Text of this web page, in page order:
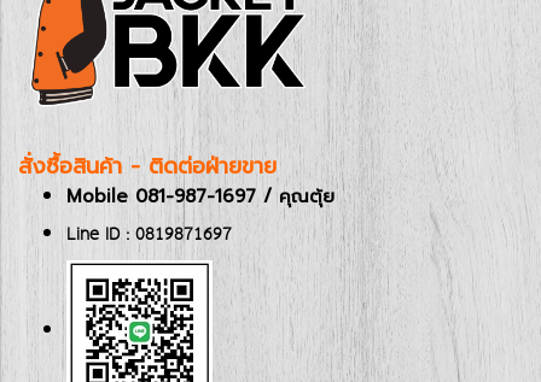
สั่งซื้อสินค้า - ติดต่อฝ่ายขาย
Mobile 081-987-1697 / คุณตุ้ย
Line ID : 0819871697